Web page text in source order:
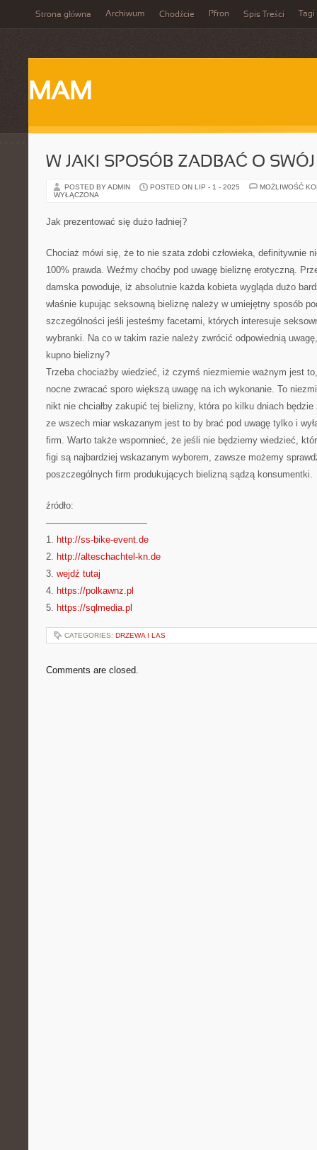
Strona główna Archiwum Chodźcie Pfron Spis Treści Tagi
MAM
W JAKI SPOSÓB ZADBAĆ O
POSTED BY ADMIN POSTED ON LIP - 1 - 2025
MOŻLIWOŚĆ
WYŁĄCZONA
Jak prezentować się dużo ładniej?
Chociaż mówi się, że to nie szata zdobi człowieka, definitywnie
100% prawda. Weźmy choćby pod uwagę bieliznę erotyczną.
damska powoduje, iż absolutnie każda kobieta wygląda dużo
właśnie kupując seksowną bieliznę należy w umiejętny sposób
szczególności jeśli jesteśmy facetami, których interesuje
wybranki. Na co w takim razie należy zwrócić odpowiednią
kupno bielizny?
Trzeba chociażby wiedzieć, iż czymś niezmiernie ważnym jest
nocne zwracać sporo większą uwagę na ich wykonanie. To
nikt nie chciałby zakupić tej bielizny, która po kilku dniach
ze wszech miar wskazanym jest to by brać pod uwagę tylko i
firm. Warto także wspomnieć, że jeśli nie będziemy wiedzieć,
figi są najbardziej wskazanym wyborem, zawsze możemy
poszczególnych firm produkujących bielizną sądzą konsumentki.
źródło:
———————————
1. http://ss-bike-event.de
2. http://alteschachtel-kn.de
3. wejdź tutaj
4. https://polkawnz.pl
5. https://sqlmedia.pl
CATEGORIES: DRZEWA I LAS
Comments are closed.